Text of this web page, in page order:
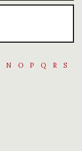
N O P Q R
S